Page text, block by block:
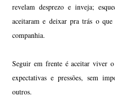
revelam desprezo e inveja;
aceitaram e deixar pra trás o
companhia.
Seguir em frente é aceitar viver
expectativas e pressões, sem
outros.